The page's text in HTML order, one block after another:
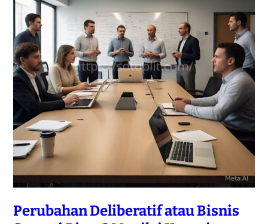
Perubahan Deliberatif atau Bisnis